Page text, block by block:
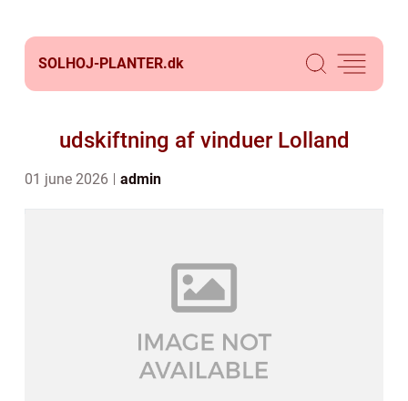
SOLHOJ-PLANTER.dk
udskiftning af vinduer Lolland
01 june 2026 admin